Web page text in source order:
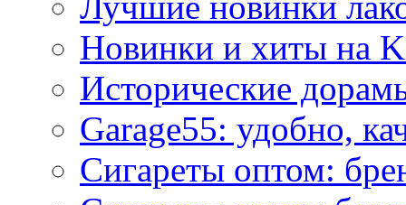
Новинки и хиты на
Исторические
Garage55: удобно,
Сигареты оптом: